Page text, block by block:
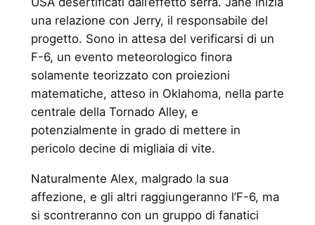
una relazione con Jerry, il responsabile del
progetto. Sono in attesa del verificarsi di un
F-6, un evento meteorologico finora
solamente teorizzato con proiezioni
matematiche, atteso in Oklahoma, nella parte
centrale della Tornado Alley, e
potenzialmente in grado di mettere in
pericolo decine di migliaia di vite.
Naturalmente Alex, malgrado la sua
affezione, e gli altri raggiungeranno l’F-6, ma
si scontreranno con un gruppo di fanatici